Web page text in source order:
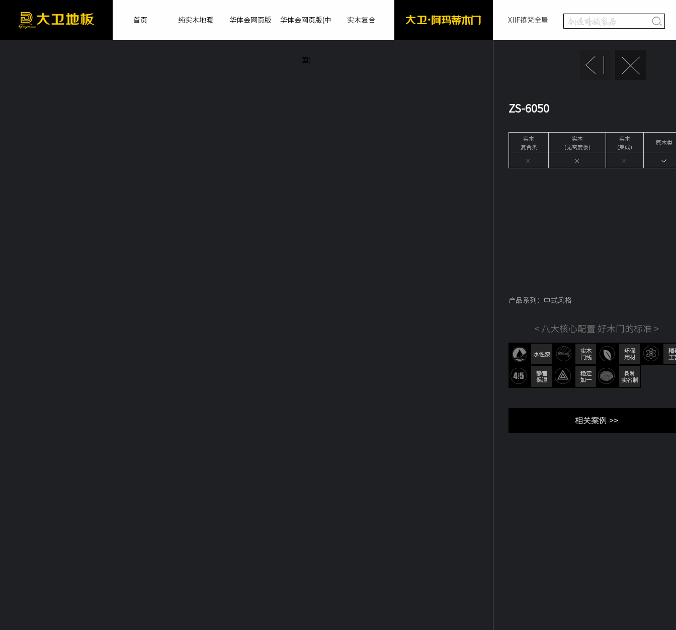
首页 纯实木地暖 华体会网页版 华体会网页版(中
国)
实木复合 XIIF禧梵全屋
ZS-6050
实木
复合类
实木
(无密度板)
实木
(集成)
原木类
产品系列：中式风格
< 八大核心配置 好木门的标准 >
相关案例 >>